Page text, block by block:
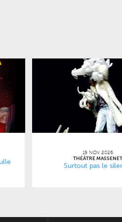
19 NOV 2026
THÉÂTRE MASSENET
Surtout pas le